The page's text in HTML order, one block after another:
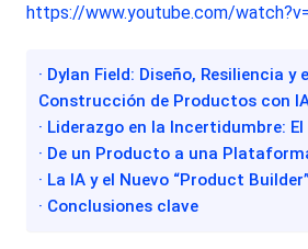
https://www.youtube.com/
· Dylan Field: Diseño, Resiliencia y
Construcción de Productos con
· Liderazgo en la Incertidumbre:
· De un Producto a una
· La IA y el Nuevo “Product Builder”
· Conclusiones clave